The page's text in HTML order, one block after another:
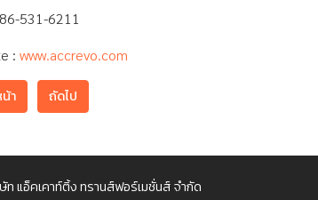
531-6211
: www.accrevo.com
า ถัดไป
ท แอ็คเคาท์ติ้ง ทรานส์ฟอร์เมชั่นส์ จำกัด